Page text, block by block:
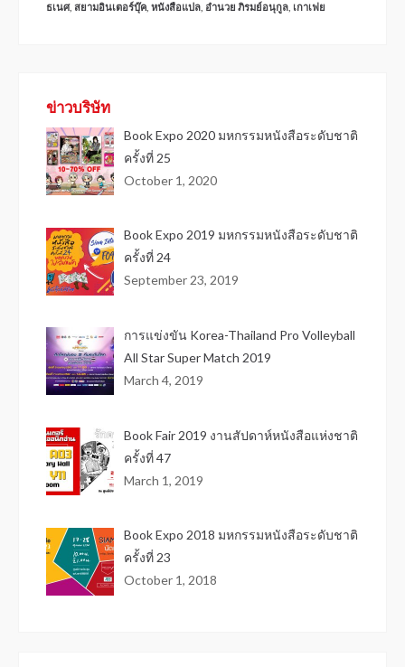
ธเนศ, สยามอินเตอร์บุ๊ค หนังสือแปล อำนวย ภิรมย์อนุกูล เกาเฟย
ข่าวบริษัท
Book Expo 2020 มหกรรมหนังสือระดับชาติ
ครั้งที่ 25
October 1, 2020
Book Expo 2019 มหกรรมหนังสือระดับชาติ
ครั้งที่ 24
September 23, 2019
การแข่งขัน Korea-Thailand Pro Volleyball
All Star Super Match 2019
March 4, 2019
Book Fair 2019 งานสัปดาห์หนังสือแห่งชาติ
ครั้งที่ 47
March 1, 2019
Book Expo 2018 มหกรรมหนังสือระดับชาติ
ครั้งที่ 23
October 1, 2018